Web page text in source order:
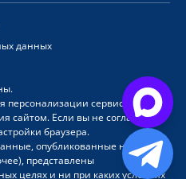
данных
персонализации сервисов и
сайтом. Если вы не согласны на
браузера.
опубликованные на сайте
представлены
целях и ни при каких условиях